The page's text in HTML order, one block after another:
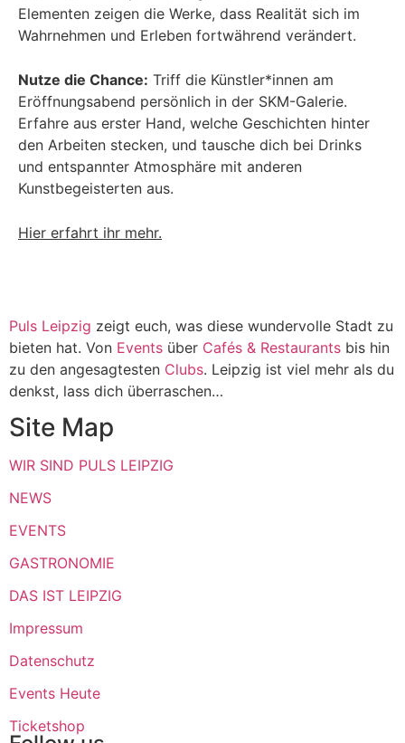
Elementen zeigen die Werke, dass Realität sich im
Wahrnehmen und Erleben fortwährend verändert.
Nutze die Chance: Triff die Künstler*innen am
Eröffnungsabend persönlich in der SKM-Galerie.
Erfahre aus erster Hand, welche Geschichten hinter
den Arbeiten stecken, und tausche dich bei Drinks
und entspannter Atmosphäre mit anderen
Kunstbegeisterten aus.
Hier erfahrt ihr mehr.
Puls Leipzig zeigt euch, was diese wundervolle Stadt zu
bieten hat. Von Events über Cafés & Restaurants bis hin
zu den angesagtesten Clubs. Leipzig ist viel mehr als du
denkst, lass dich überraschen…
Site Map
WIR SIND PULS LEIPZIG
NEWS
EVENTS
GASTRONOMIE
DAS IST LEIPZIG
Impressum
Datenschutz
Events Heute
Ticketshop